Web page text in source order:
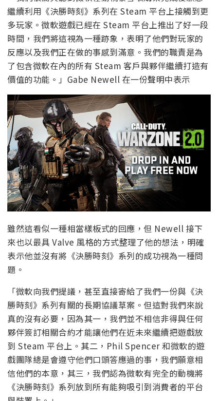
繼續利用《決勝時刻》系列在 Steam 平台上接觸到更
多玩家。微軟遊戲已經在 Steam 平台上推出了好一段
時間，我們將這視為一種跡象，表明了他們對玩家的
反應以及我們正在做的事感到滿意。我們的職責是為
了包含微軟在內的所有 Steam 客戶與夥伴繼續打造有
價值的功能。」Gabe Newell 在一份聲明中表示
雖然這看似一種相當樣板式的回應，但 Newell 接下
來也以最具 Valve 風格的方式整理了他的想法，明確
表示他並沒有將《決勝時刻》系列的成功視為一種問
題。
「微軟向我們提議，甚至直接寄給了我們一份與《決
勝時刻》系列有關的長期協議草案。但這對我們來說
真的沒有必要，因為其一，我們並不相信非得與任何
夥伴簽訂相關合約才能讓他們在近未來繼續把遊戲放
到 Steam 平台上。其二，Phil Spencer 和微軟的遊
戲團隊總是會遵守他們口頭答應過的事，我們願意相
信他們的本意，其三，我們認為微軟有完全的動機將
《決勝時刻》系列放到所有能夠吸引到消費者的平台